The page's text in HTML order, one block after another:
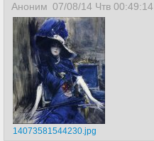
Аноним 07/08/14 Чтв 00:49:14
14073581544230.jpg